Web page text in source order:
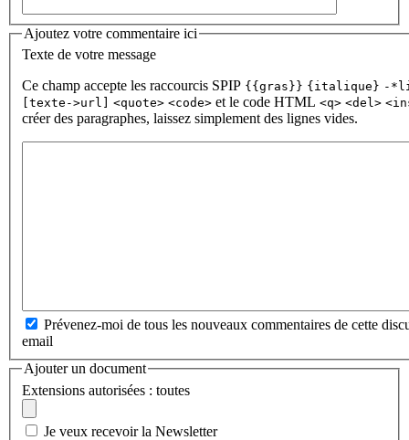
Ajoutez votre commentaire ici
Texte de votre message
Ce champ accepte les raccourcis SPIP {{gras}} {italique} -
[texte->url]
<quote> <code> et le code HTML <q> <del>
créer des paragraphes, laissez simplement des lignes vides.
Prévenez-moi de tous les nouveaux commentaires de cette
email
Ajouter un document
Extensions autorisées : toutes
Je veux recevoir la Newsletter